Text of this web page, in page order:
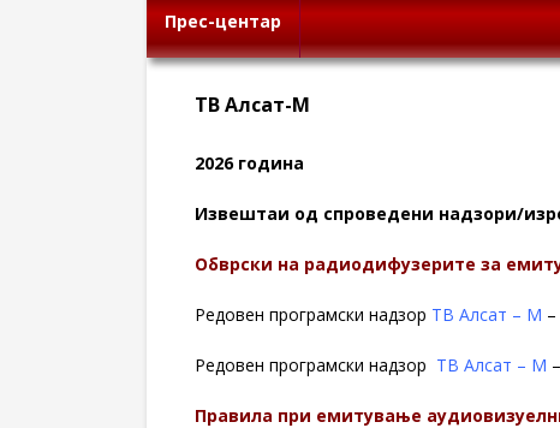
Прес-центар
ТВ Алсат-М
2026 година
Извештаи од спроведени надзори/
Обврски на радиодифузерите за
Редовен програмски надзор ТВ Алсат – М
Редовен програмски надзор ТВ Алсат – М
Правила при емитување